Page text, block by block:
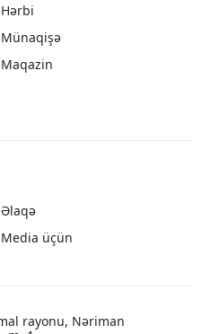
Hərbi
Münaqişə
Maqazin
Əlaqə
Media üçün
rayonu, Nəriman